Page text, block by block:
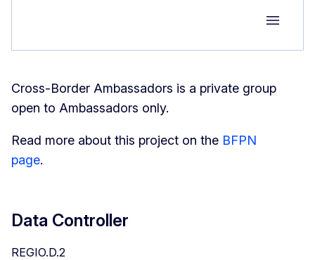
Group
Cross-Border Ambassadors is a private group
open to Ambassadors only.
Read more about this project on the BFPN
page.
Data Controller
REGIO.D.2